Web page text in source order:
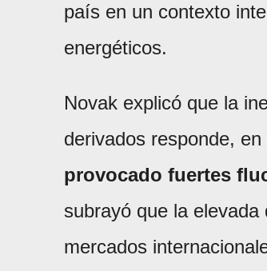
país en un contexto
energéticos.
Novak explicó que la
derivados responde,
provocado fuertes
subrayó que la
mercados